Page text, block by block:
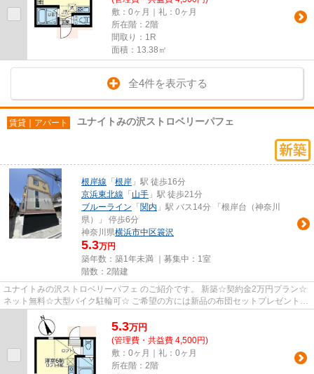
敷：0ヶ月｜礼：0ヶ月
所在階：2階
間取り：1R
面積：13.38㎡
全4件を表示する
賃貸｜アパート ユナイトみの沢ストロベリーパフェ
根岸線 「 根岸 」駅 徒歩16分
京浜東北線 「 山手 」駅 徒歩21分
ブルーライン 「 関内 」駅 バス14分 「根岸台（神奈川
県）」 停歩6分
神奈川県横浜市中区簑沢
5.3万円
築年数：築1年未満 ｜募集中： 1室
階数：2階建
ユナイトみの沢ストロベリーパフェ のご紹介です。 新築☆契約金2万円プラン☆
ネット無料☆大型バイク駐輪可☆ ご希望の方には新品の布団セットプレゼント！
バストイレ別＆ロフト付のワン...
5.3万円
(管理費・共益費 4,500円)
敷：0ヶ月｜礼：0ヶ月
所在階：2階